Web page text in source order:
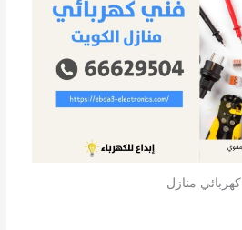
كهربائي منازل